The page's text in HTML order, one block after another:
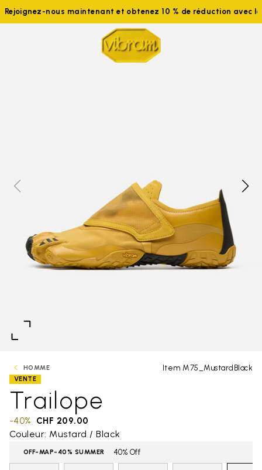
Rejoignez-nous maintenant et obtenez 10 % de réduction avec le
HOMME Item M75_MustardBlack
VENTE
Trailope
CHF 209.00
-40%
Couleur: Mustard / Black
OFF-MAP-40% SUMMER 40% Off